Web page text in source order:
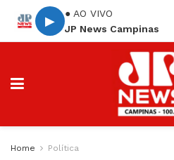
▶
● AO VIVO
JP News Campinas
Home Política